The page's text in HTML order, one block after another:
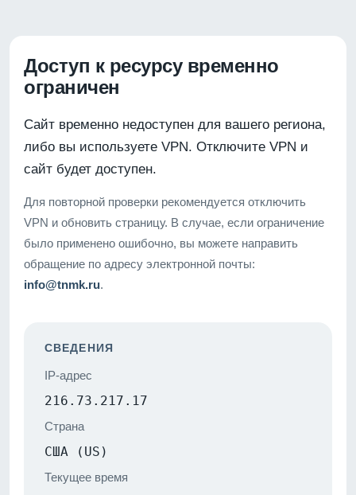
Доступ к ресурсу временно
ограничен
Сайт временно недоступен для вашего региона,
либо вы используете VPN. Отключите VPN и
сайт будет доступен.
Для повторной проверки рекомендуется отключить
VPN и обновить страницу. В случае, если ограничение
было применено ошибочно, вы можете направить
обращение по адресу электронной почты:
info@tnmk.ru.
СВЕДЕНИЯ
IP-адрес
216.73.217.17
Страна
США (US)
Текущее время